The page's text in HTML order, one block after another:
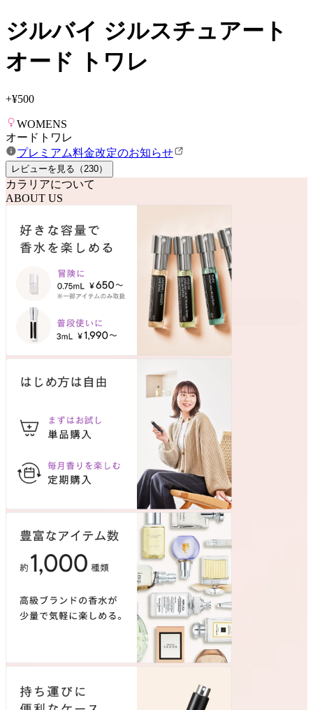
ジルバイ ジルスチュアート
オード トワレ
+¥500
WOMENS
オードトワレ
プレミアム料金改定のお知らせ
レビューを見る（ 230）
カラリアについて
ABOUT US